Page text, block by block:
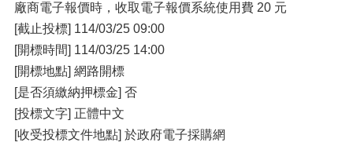
廠商電子報價時，收取電子報價系統使用費 20 元
[截止投標] 114/03/25 09:00
[開標時間] 114/03/25 14:00
[開標地點] 網路開標
[是否須繳納押標金] 否
[投標文字] 正體中文
[收受投標文件地點] 於政府電子採購網